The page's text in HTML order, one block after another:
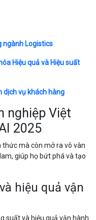
ngành Logistics
Hiệu quả và Hiệu suất
dịch vụ khách hàng
nghiệp Việt
2025
thức mà còn mở ra vô vàn
giúp họ bứt phá và tạo
hiệu quả vận
suất và hiệu quả vận hành